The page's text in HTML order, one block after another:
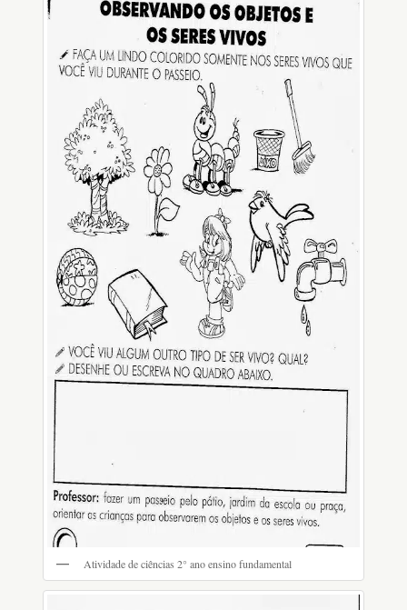
Atividade de ciências 2° ano ensino fundamental